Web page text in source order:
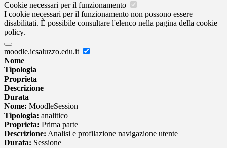
Cookie necessari per il funzionamento
I cookie necessari per il funzionamento non possono essere
disabilitati. È possibile consultare l'elenco nella pagina della cookie
policy.
moodle.icsaluzzo.edu.it
Nome
Tipologia
Proprieta
Descrizione
Durata
Nome: MoodleSession
Tipologia: analitico
Proprieta: Prima parte
Descrizione: Analisi e profilazione navigazione utente
Durata: Sessione